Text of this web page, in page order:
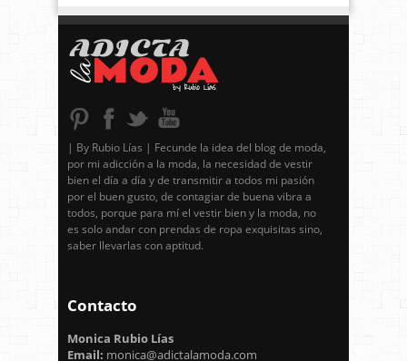
| By Rubio Lías | Fecunde la idea del blog de moda,
por mi adicción a la moda, la necesidad de vestir
bien el día a día y de transmitir a todos mi pasión
por el buen gusto, de contagiar de buena vibra a
todos, porque para mí el vestir bien y la moda, no
es solo andar con prendas de ropa exquisitas sino,
saber llevarlas con aptitud.
Contacto
Monica Rubio Lías
Email: monica@adictalamoda.com